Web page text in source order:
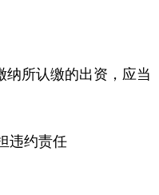
纳所认缴的出资，应当
违约责任